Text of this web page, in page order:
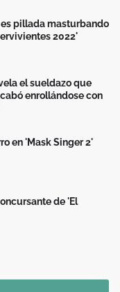
es pillada masturbando
2022'
el sueldazo que
enrollándose con
en 'Mask Singer 2'
de 'El